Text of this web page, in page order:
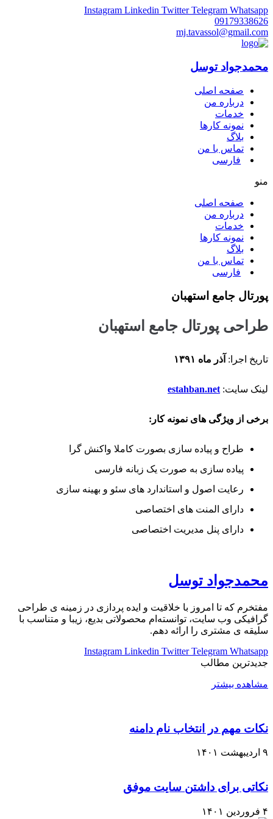
Instagram Linkedin Twitter Telegram Whatsapp
09179338626
mj.tavassol@gmail.com
محمدجواد توسل
صفحه اصلی
درباره من
خدمات
نمونه کارها
بلاگ
تماس با من
فارسی
منو
صفحه اصلی
درباره من
خدمات
نمونه کارها
بلاگ
تماس با من
فارسی
پورتال جامع استهبان
طراحی پورتال جامع استهبان
تاریخ اجرا: آذر ماه ۱۳۹۱
لینک سایت: estahban.net
برخی از ویژگی های نمونه کار:
طراح و پیاده سازی بصورت کاملا واکنش گرا
پیاده سازی به صورت یک زبانه فارسی
رعایت اصول و استاندارد های سئو و بهینه سازی
دارای المنت های اختصاصی
دارای پنل مدیریت اختصاصی
محمدجواد توسل
مفتخرم که تا امروز با خلاقیت و ایده پردازی در زمینه ی طراحی
گرافیکی وب سایت، توانسته‌ام محصولاتی بدیع، زیبا و متناسب با
سلیقه ی مشتری را ارائه دهم.
Instagram Linkedin Twitter Telegram Whatsapp
جدیدترین مطالب
مشاهده بیشتر
نکات مهم در انتخاب نام دامنه
۹ اردیبهشت ۱۴۰۱
نکاتی برای داشتن سایت موفق
۴ فروردین ۱۴۰۱